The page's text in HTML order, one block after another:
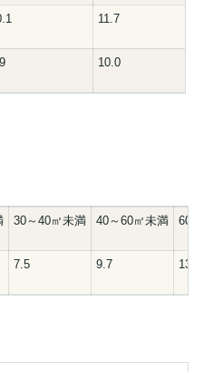
11.7
10.0
30～40㎡未満 40～60㎡未満 60㎡
7.5 9.7 13.2